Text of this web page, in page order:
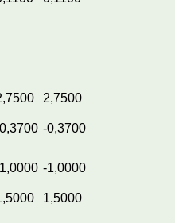
2,7500
-0,3700
-1,0000
1,5000